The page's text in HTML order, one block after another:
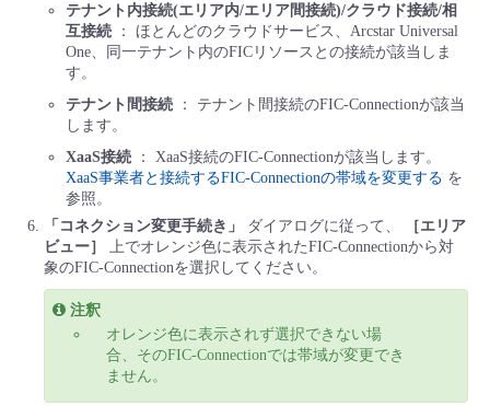
- APIリファレンス
■ 基本構築ガイド
- クラウド / サーバー
- Flexible InterConnect
- Flexible Remote Access
- vUTM2
- その他
テナント内接続(エリア内/エリア間接続)/クラウド接続/相
互接続 ： ほとんどのクラウドサービス、Arcstar Universal
One、同一テナント内のFICリソースとの接続が該当しま
す。
テナント間接続 ： テナント間接続のFIC-Connectionが該当
します。
XaaS接続 ： XaaS接続のFIC-Connectionが該当します。
XaaS事業者と接続するFIC-Connectionの帯域を変更する を
参照。
「コネクション変更手続き」
ダイアログに従って、
［エリア
ビュー］
上でオレンジ色に表示されたFIC-Connectionから対
象のFIC-Connectionを選択してください。
注釈
オレンジ色に表示されず選択できない場
合、そのFIC-Connectionでは帯域が変更でき
ません。